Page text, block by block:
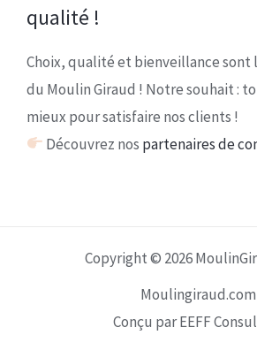
qualité !
Choix, qualité et bienveillance sont
du Moulin Giraud ! Notre souhait :
mieux pour satisfaire nos clients !
Découvrez nos partenaires de
Copyright © 2026
Moulingiraud.com
Conçu par EEFF